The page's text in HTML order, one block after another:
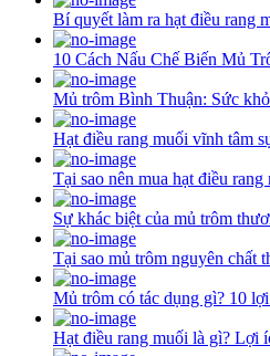
Bí quyết làm ra hạt điều rang
10 Cách Nấu Chế Biến Mủ
Mủ trôm Bình Thuận: Sức
Hạt điều rang muối vĩnh tâm
Tại sao nên mua hạt điều
Sự khác biệt của mủ trôm
Tại sao mủ trôm nguyên chất
Mủ trôm có tác dụng gì? 10
Hạt điều rang muối là gì? Lợi